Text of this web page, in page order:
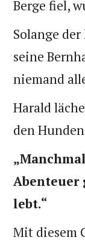
Berge fiel,
Solange
seine
niemand
Harald
den
Abenteuer
lebt.“
Mit diesem